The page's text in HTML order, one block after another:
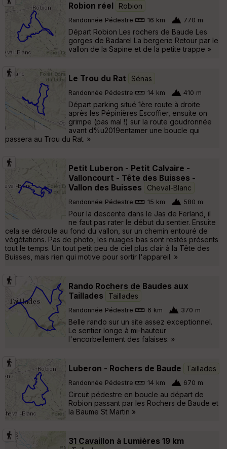
Robion réel Robion
Randonnée Pédestre 16 km 770 m
Départ Robion Les rochers de Baude Les
gorges de Badarel La bergerie Retour par le
vallon de la Sapine et de la petite trappe »
Le Trou du Rat Sénas
Randonnée Pédestre 14 km 410 m
Départ parking situé 1ère route à droite
après les Pépinières Escoffier, ensuite on
grimpe (pas mal !) sur la route goudronnée
avant d%u2019entamer une boucle qui
passera au Trou du Rat. »
Petit Luberon - Petit Calvaire -
Valloncourt - Tête des Buisses -
Vallon des Buisses
Cheval-Blanc
Randonnée Pédestre 15 km 580 m
Pour la descente dans le Jas de Ferland, il
ne faut pas rater le début du sentier. Ensuite
cela se déroule au fond du vallon, sur un chemin entouré de
végétations. Pas de photo, les nuages bas sont restés présents
tout le temps. Un tout petit peu de ciel plus clair à la Tête des
Buisses, mais rien qui motive pour sortir l'appareil. »
Rando Rochers de Baudes aux
Taillades
Taillades
Randonnée Pédestre 6 km 370 m
Belle rando sur un site assez exceptionnel.
Le sentier longe à mi-hauteur
l'encorbellement des falaises. »
Luberon - Rochers de Baude Taillades
Randonnée Pédestre 14 km 670 m
Circuit pédestre en boucle au départ de
Robion passant par les Rochers de Baude et
la Baume St Martin »
31 Cavaillon à Lumières 19 km